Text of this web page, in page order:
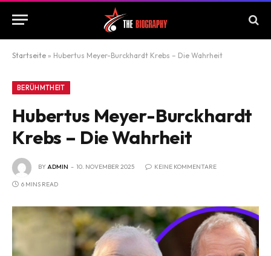
Startseite » Hubertus Meyer-Burckhardt Krebs – Die Wahrheit
BERÜHMTHEIT
Hubertus Meyer-Burckhardt
Krebs – Die Wahrheit
BYADMIN 10. NOVEMBER 2025 KEINE KOMMENTARE
6 MINS READ